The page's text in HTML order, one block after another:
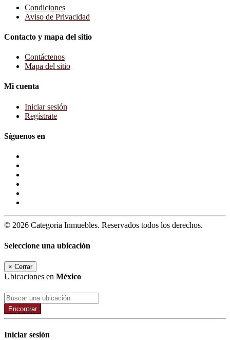
Condiciones
Aviso de Privacidad
Contacto y mapa del sitio
Contáctenos
Mapa del sitio
Mi cuenta
Iniciar sesión
Regístrate
Síguenos en
© 2026 Categoria Inmuebles. Reservados todos los derechos.
Seleccione una ubicación
× Cerrar
Ubicaciones en México
Encontrar
Iniciar sesión